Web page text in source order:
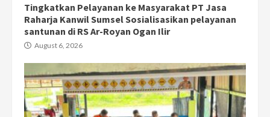
Tingkatkan Pelayanan ke Masyarakat PT Jasa
Raharja Kanwil Sumsel Sosialisasikan pelayanan
santunan di RS Ar-Royan Ogan Ilir
August 6, 2026